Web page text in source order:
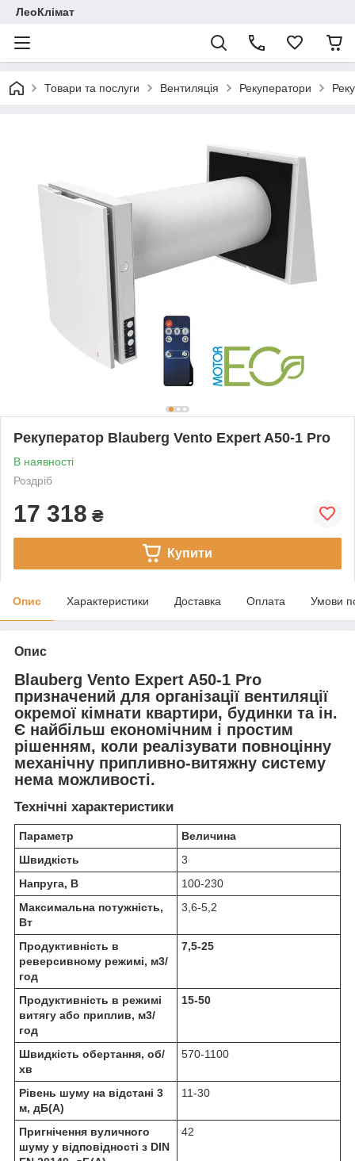
ЛеоКлімат
Товари та послуги Вентиляція Рекуператори
Рекуператор Blauberg Vento Expert A50-1 Pro
В наявності
Роздріб
17 318 ₴
Купити
Опис Характеристики Доставка Оплата Умови
Опис
Blauberg Vento Expert A50-1 Pro
призначений для організації вентиляції
окремої кімнати квартири, будинки та ін.
Є найбільш економічним і простим
рішенням, коли реалізувати повноцінну
механічну припливно-витяжну систему
нема можливості.
Технічні характеристики
Параметр
Величина
Швидкість
3
Напруга, В
100-230
Максимальна потужність,
Вт
3,6-5,2
Продуктивність в
реверсивному режимі, м3/
год
7,5-25
Продуктивність в режимі
витягу або приплив, м3/
год
15-50
Швидкість обертання, об/
хв
570-1100
Рівень шуму на відстані 3
м, дБ(А)
11-30
Пригнічення вуличного
шуму у відповідності з DIN
42